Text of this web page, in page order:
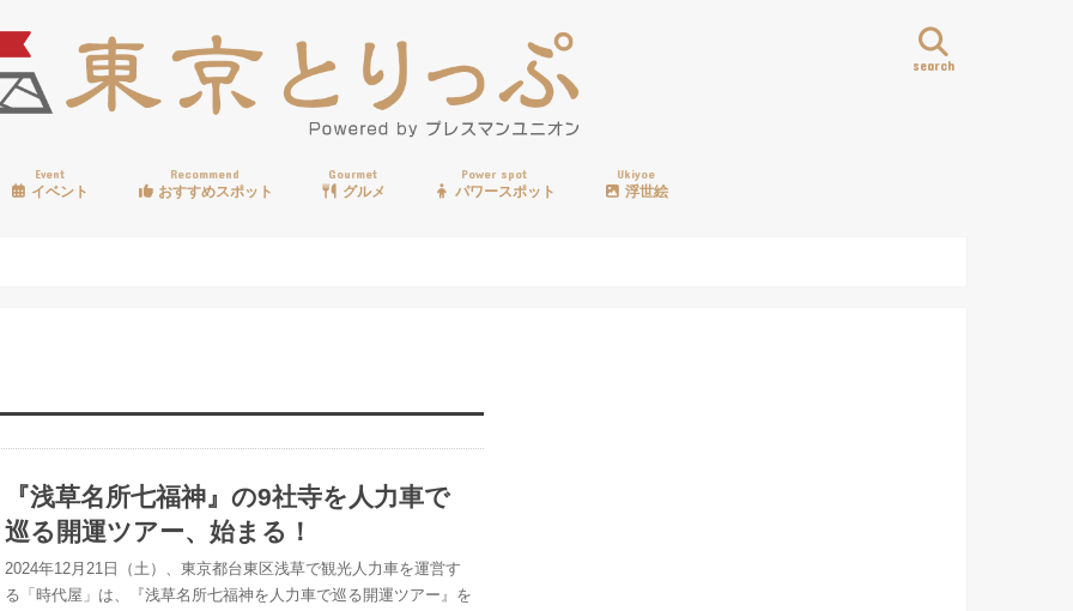
search
Event
イベント
Recommend
おすすめスポット
Gourmet
グルメ
Power spot
パワースポット
Ukiyoe
浮世絵
『浅草名所七福神』の9社寺を人力車で
巡る開運ツアー、始まる！
2024年12⽉21⽇（土）、東京都台東区浅草で観光⼈⼒⾞を運営す
る「時代屋」は、『浅草名所七福神を人力車で巡る開運ツアー』を